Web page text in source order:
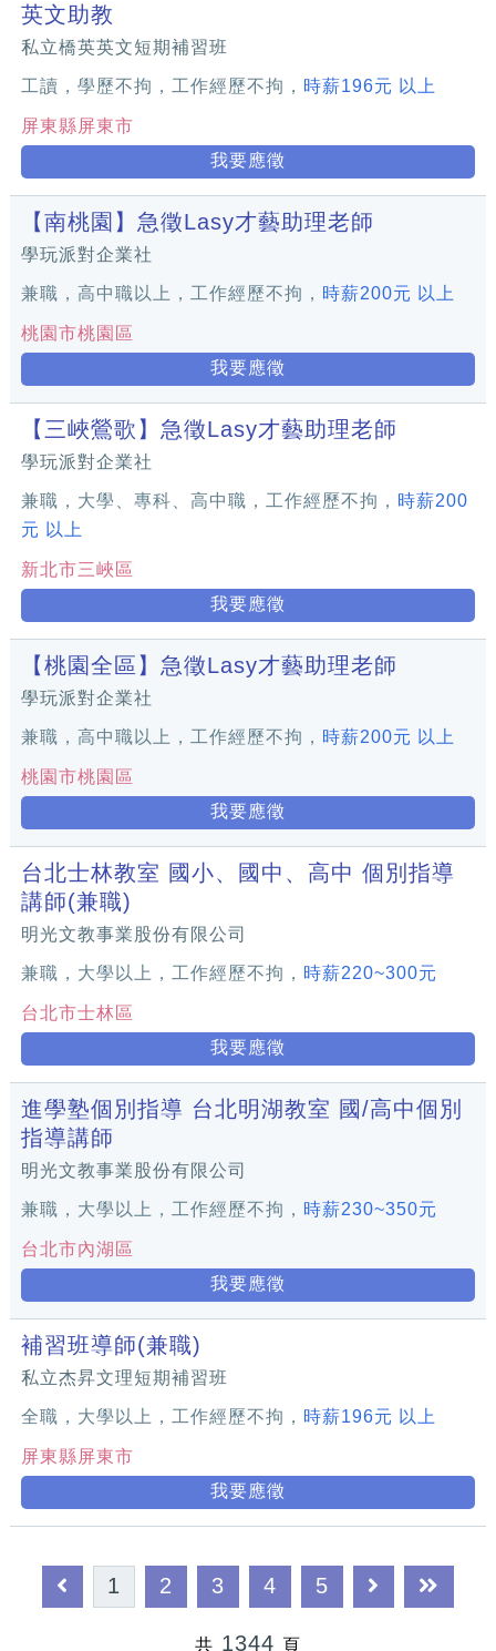
英文助教
私立橋英英文短期補習班
工讀，學歷不拘，工作經歷不拘， 時薪196元 以上
屏東縣屏東市
我要應徵
【南桃園】急徵Lasy才藝助理老師
學玩派對企業社
兼職，高中職以上，工作經歷不拘， 時薪200元 以上
桃園市桃園區
我要應徵
【三峽鶯歌】急徵Lasy才藝助理老師
學玩派對企業社
兼職，大學、專科、高中職，工作經歷不拘， 時薪200
元 以上
新北市三峽區
我要應徵
【桃園全區】急徵Lasy才藝助理老師
學玩派對企業社
兼職，高中職以上，工作經歷不拘， 時薪200元 以上
桃園市桃園區
我要應徵
台北士林教室 國小、國中、高中 個別指導
講師(兼職)
明光文教事業股份有限公司
兼職，大學以上，工作經歷不拘， 時薪220~300元
台北市士林區
我要應徵
進學塾個別指導 台北明湖教室 國/高中個別
指導講師
明光文教事業股份有限公司
兼職，大學以上，工作經歷不拘， 時薪230~350元
台北市內湖區
我要應徵
補習班導師(兼職)
私立杰昇文理短期補習班
全職，大學以上，工作經歷不拘， 時薪196元 以上
屏東縣屏東市
我要應徵
1 2 3 4 5
共 1344 頁